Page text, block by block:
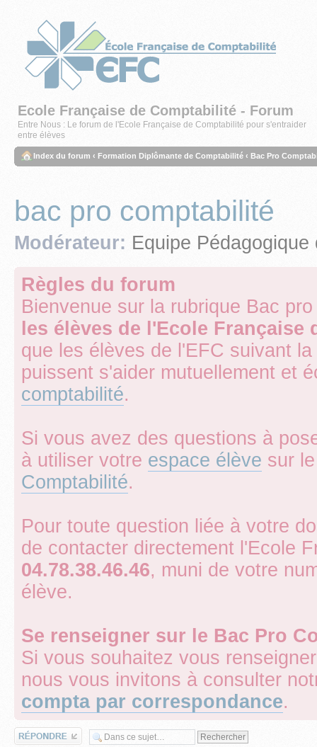
Ecole Française de Comptabilité - Forum
Entre Nous : Le forum de l'Ecole Française de Comptabilité pour s'entraider
entre élèves
Index du forum ‹ Formation Diplômante de Comptabilité ‹ Bac Pro
bac pro comptabilité
Modérateur: Equipe Pédagogique
Règles du forum
Bienvenue sur la rubrique Bac
les élèves de l'Ecole Française
que les élèves de l'EFC suivant
puissent s'aider mutuellement et
comptabilité.
Si vous avez des questions à
à utiliser votre espace élève sur
Comptabilité.
Pour toute question liée à votre
de contacter directement l'Ecole
04.78.38.46.46, muni de votre
élève.
Se renseigner sur le Bac Pro
Si vous souhaitez vous
nous vous invitons à consulter
compta par correspondance.
Répondre